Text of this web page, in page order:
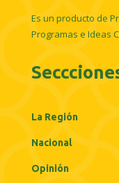
Es un producto de
Programas e Ideas
La Región
Nacional
Opinión